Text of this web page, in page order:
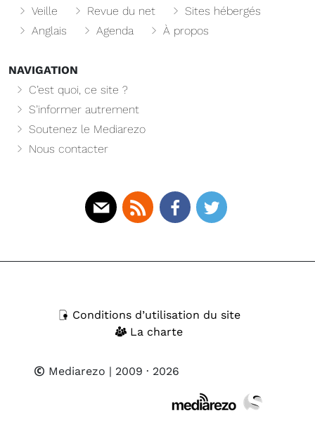
Veille
Revue du net
Sites hébergés
Anglais
Agenda À propos
NAVIGATION
C’est quoi, ce site ?
S’informer autrement
Soutenez le Mediarezo
Nous contacter
Conditions d’utilisation du site
La charte
Mediarezo | 2009 · 2026